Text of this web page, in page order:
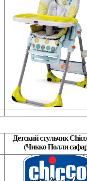
Детский стульчик
(Чикко Полли